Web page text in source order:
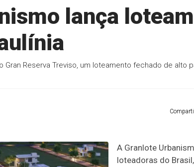
lança
Gran Reserva Treviso, um loteamento fechado de alto
A Granlote
loteadoras do